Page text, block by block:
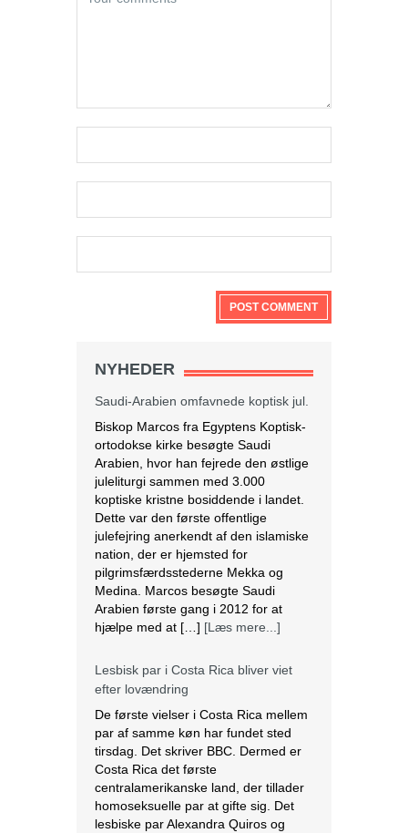
NYHEDER
Saudi-Arabien omfavnede koptisk jul.
Biskop Marcos fra Egyptens Koptisk-
ortodokse kirke besøgte Saudi
Arabien, hvor han fejrede den østlige
juleliturgi sammen med 3.000
koptiske kristne bosiddende i landet.
Dette var den første offentlige
julefejring anerkendt af den islamiske
nation, der er hjemsted for
pilgrimsfærdsstederne Mekka og
Medina. Marcos besøgte Saudi
Arabien første gang i 2012 for at
hjælpe med at […] [Læs mere...]
Lesbisk par i Costa Rica bliver viet
efter lovændring
De første vielser i Costa Rica mellem
par af samme køn har fundet sted
tirsdag. Det skriver BBC. Dermed er
Costa Rica det første
centralamerikanske land, der tillader
homoseksuelle par at gifte sig. Det
lesbiske par Alexandra Quiros og